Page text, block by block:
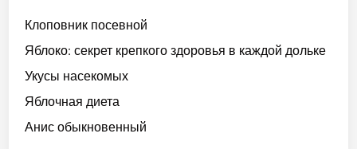
Клоповник посевной
Яблоко: секрет крепкого здоровья в каждой дольке
Укусы насекомых
Яблочная диета
Анис обыкновенный